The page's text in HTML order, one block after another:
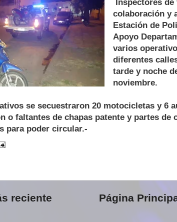
Inspectores
colaboración y
Estación de
Apoyo
varios
diferentes
tarde y noche
noviembre.
se secuestraron 20 motocicletas y 6
o faltantes de chapas patente y partes de
para poder circular.-
reciente Página